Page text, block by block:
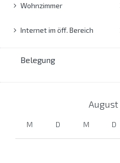
Wohnzimmer
Internet im öff. Bereich
Belegung
August
M D M D